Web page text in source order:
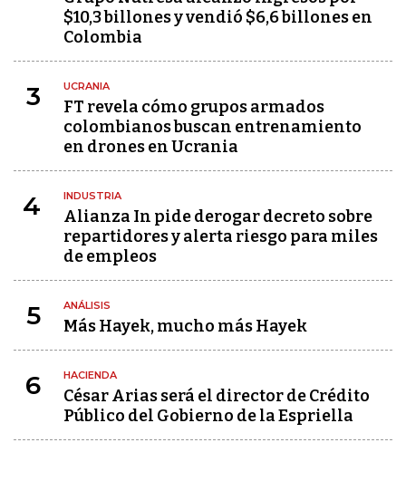
$10,3 billones y vendió $6,6 billones en
Colombia
3 UCRANIA
FT revela cómo grupos armados
colombianos buscan entrenamiento
en drones en Ucrania
4 INDUSTRIA
Alianza In pide derogar decreto sobre
repartidores y alerta riesgo para miles
de empleos
5 ANÁLISIS
Más Hayek, mucho más Hayek
6 HACIENDA
César Arias será el director de Crédito
Público del Gobierno de la Espriella